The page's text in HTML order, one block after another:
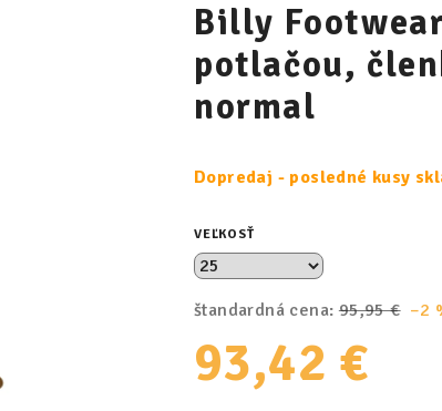
Billy
potlačou,
normal
Dopredaj - posledné kusy
VEĽKOSŤ
štandardná cena: 95,95 € –2
93,42 €